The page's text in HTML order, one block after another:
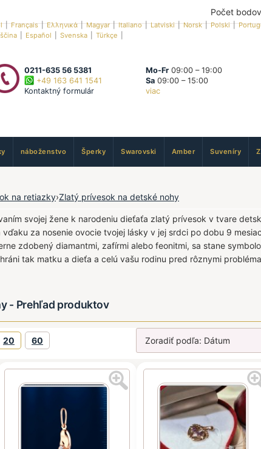
Počet bodov
|Français|Ελληνικά|Magyar|Italiano|Latviski|Norsk|Polski|
Español Svenska Türkçe
0211-635 56 5381
+49 163 641 1541
Kontaktný formulár
Mo-Fr09:00 – 19:00
Sa09:00 – 15:00
viac
náboženstvo Šperky Swarovski Amber Suveníry
na retiazky›Zlatý prívesok na detské nohy
svojej žene k narodeniu dieťaťa zlatý prívesok v tvare
za nosenie ovocie tvojej lásky v jej srdci po dobu 9
zdobený diamantmi, zafírmi alebo feonitmi, sa stane
tak matku a dieťa a celú vašu rodinu pred rôznymi
- Prehľad produktov
20 60